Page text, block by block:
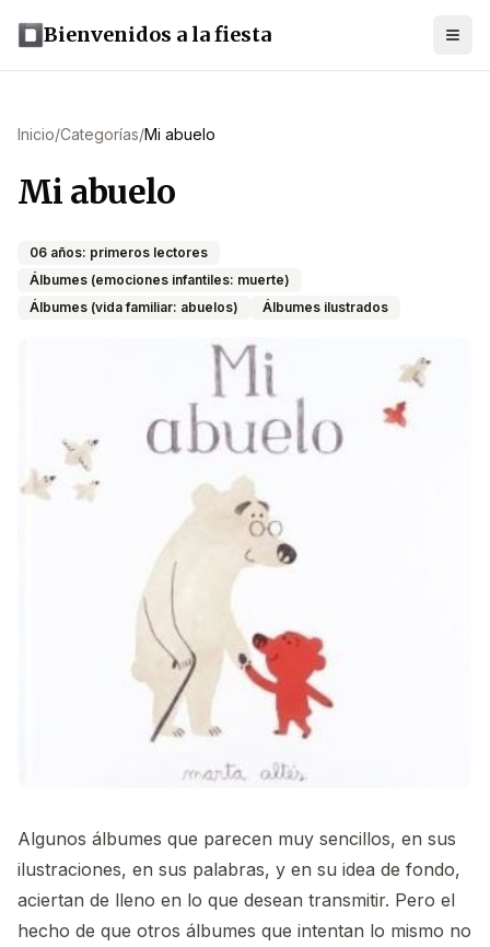
Bienvenidos a la fiesta
Inicio/Categorías/Mi abuelo
Mi abuelo
06 años: primeros lectores
Álbumes (emociones infantiles: muerte)
Álbumes (vida familiar: abuelos)
Álbumes ilustrados
Algunos álbumes que parecen muy sencillos, en sus
ilustraciones, en sus palabras, y en su idea de fondo,
aciertan de lleno en lo que desean transmitir. Pero el
hecho de que otros álbumes que intentan lo mismo no